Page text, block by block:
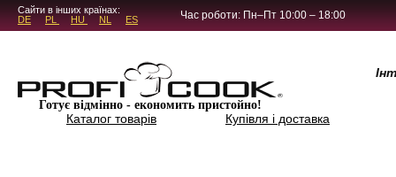
5.4.45Сайти в інших країнах:
DE
PL HU NL ES Час роботи: Пн–Пт 10:00 – 18:00
Готує відмінно - економить пристойно!
Каталог товарів Купівля і доставка